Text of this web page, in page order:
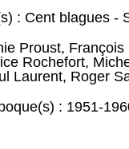
: Cent blagues -
Proust, François
Rochefort,
Laurent, Roger
: 1951-